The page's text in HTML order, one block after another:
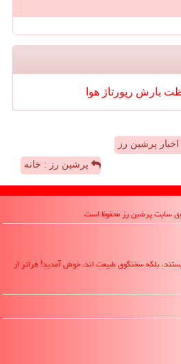
بارش رپورتاژ هوا
اخبار پرشین رز
پرشین رز : خانه
بلکه سخنگوی طبیعت اند، خوش آمدید! فراتر از